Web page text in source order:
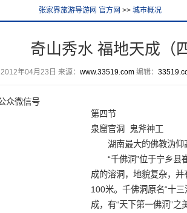
张家界旅游导游网 官方网 >> 城市概况
奇山秀水 福地天成（
2012年04月23日 来源： www.33519.com编辑：
第四节
泉窟官洞 鬼斧神工
湖南最大的佛教沩仰
“千佛洞”位于宁乡县
成的溶洞，地貌复杂，
100米。千佛洞原名“十
成，有“天下第一佛洞”